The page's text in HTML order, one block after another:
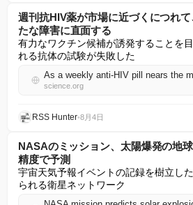
週刊抗HIV薬が市場に近づくにつれ
たな障害に直面する
有力なワクチン候補が誘発することを
れる抗体の試験が失敗した
science.org
RSS Hunter•8月4日
NASAのミッション、太陽爆発の地
精度で予測
宇宙天気予報イベントの記録を樹立し
られる衛星ネットワーク